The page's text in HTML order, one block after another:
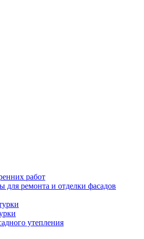
работ
для ремонта и отделки фасадов
утепления